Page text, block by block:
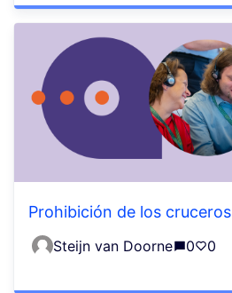
Prohibición de los cruceros
Steijn van Doorne 0 0